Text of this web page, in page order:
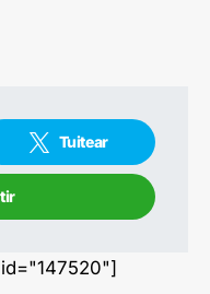
Tuitear